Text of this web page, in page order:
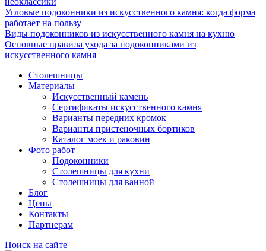
Угловые подоконники из искусственного камня: когда форма
работает на пользу
Виды подоконников из искусственного камня на кухню
Основные правила ухода за подоконниками из
искусственного камня
Столешницы
Материалы
Искусственный камень
Сертификаты искусственного камня
Варианты передних кромок
Варианты пристеночных бортиков
Каталог моек и раковин
Фото работ
Подоконники
Столешницы для кухни
Столешницы для ванной
Блог
Цены
Контакты
Партнерам
Поиск на сайте